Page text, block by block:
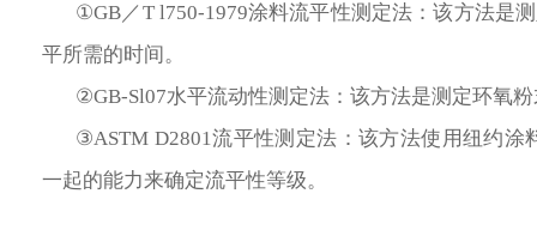
①GB／T l750-1979涂料流平性测定法：该方法是
平所需的时间。
②GB-Sl07水平流动性测定法：该方法是测定环氧
③ASTM D2801流平性测定法：该方法使用纽约
一起的能力来确定流平性等级。